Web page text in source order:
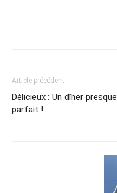
Article précédent
Délicieux : Un dîner presque
parfait !